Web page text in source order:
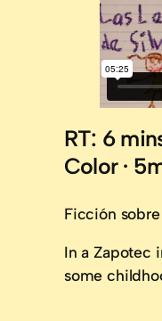
RT: 6
Color ·
Ficción
In a Zapotec
some